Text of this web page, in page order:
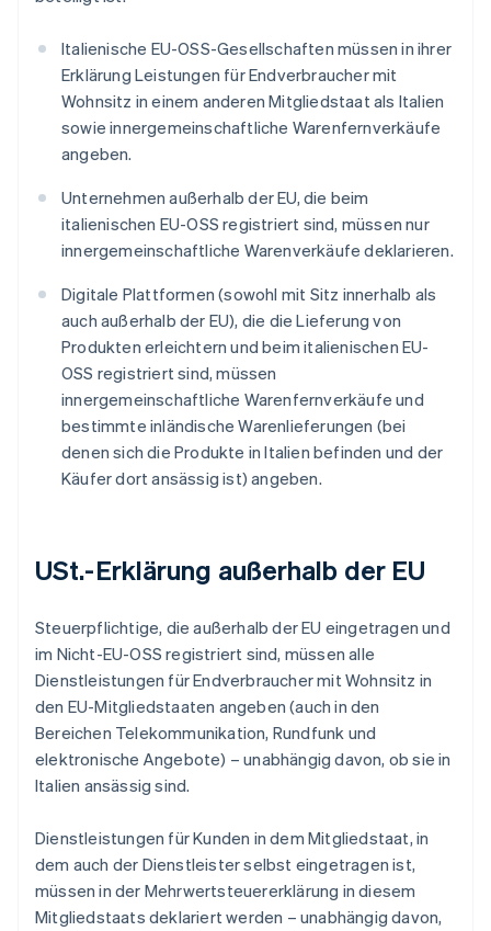
Italienische EU-OSS-Gesellschaften müssen in ihrer
Erklärung Leistungen für Endverbraucher mit
Wohnsitz in einem anderen Mitgliedstaat als Italien
sowie innergemeinschaftliche Warenfernverkäufe
angeben.
Unternehmen außerhalb der EU, die beim
italienischen EU-OSS registriert sind, müssen nur
innergemeinschaftliche Warenverkäufe deklarieren.
Digitale Plattformen (sowohl mit Sitz innerhalb als
auch außerhalb der EU), die die Lieferung von
Produkten erleichtern und beim italienischen EU-
OSS registriert sind, müssen
innergemeinschaftliche Warenfernverkäufe und
bestimmte inländische Warenlieferungen (bei
denen sich die Produkte in Italien befinden und der
Käufer dort ansässig ist) angeben.
USt.-Erklärung außerhalb der EU
Steuerpflichtige, die außerhalb der EU eingetragen und
im Nicht-EU-OSS registriert sind, müssen alle
Dienstleistungen für Endverbraucher mit Wohnsitz in
den EU-Mitgliedstaaten angeben (auch in den
Bereichen Telekommunikation, Rundfunk und
elektronische Angebote) – unabhängig davon, ob sie in
Italien ansässig sind.
Dienstleistungen für Kunden in dem Mitgliedstaat, in
dem auch der Dienstleister selbst eingetragen ist,
müssen in der Mehrwertsteuererklärung in diesem
Mitgliedstaats deklariert werden – unabhängig davon,